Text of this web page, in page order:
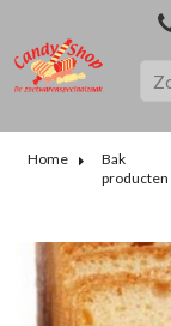
Home
Bak
producten